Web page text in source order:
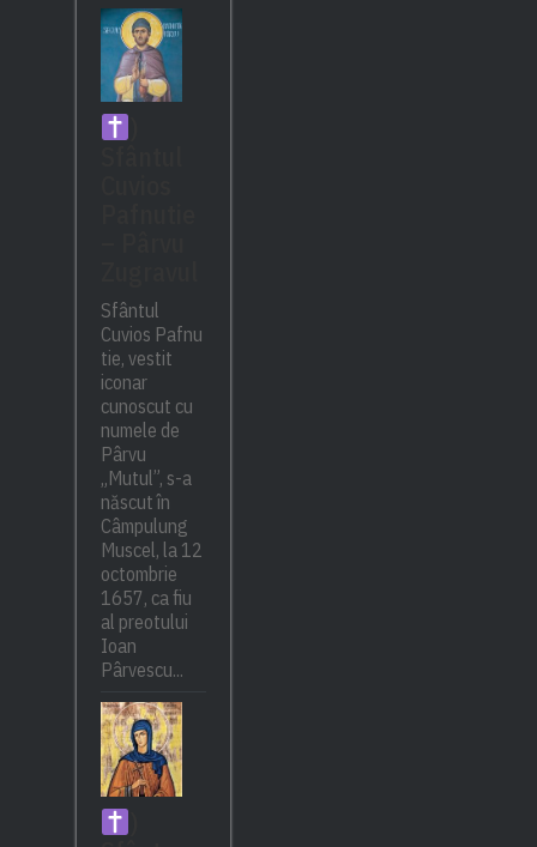
Sfântul
Cuvios Pafnu
tie, vestit
iconar
cunoscut cu
numele de
Pârvu
„Mutul”, s-a
născut în
Câmpulung
Muscel, la 12
octombrie
1657, ca fiu
al preotului
Ioan
Pârvescu...